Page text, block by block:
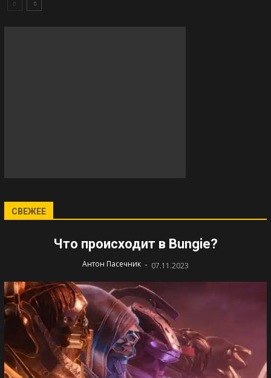
СВЕЖЕЕ
Что происходит в Bungie?
Антон Пасечник - 07.11.2023